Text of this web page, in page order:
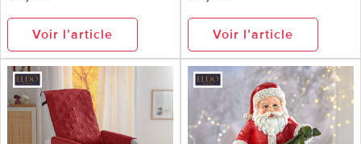
Voir l’article Voir l’article